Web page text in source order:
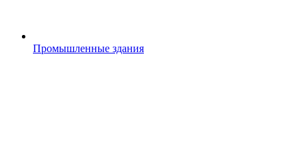
Промышленные здания